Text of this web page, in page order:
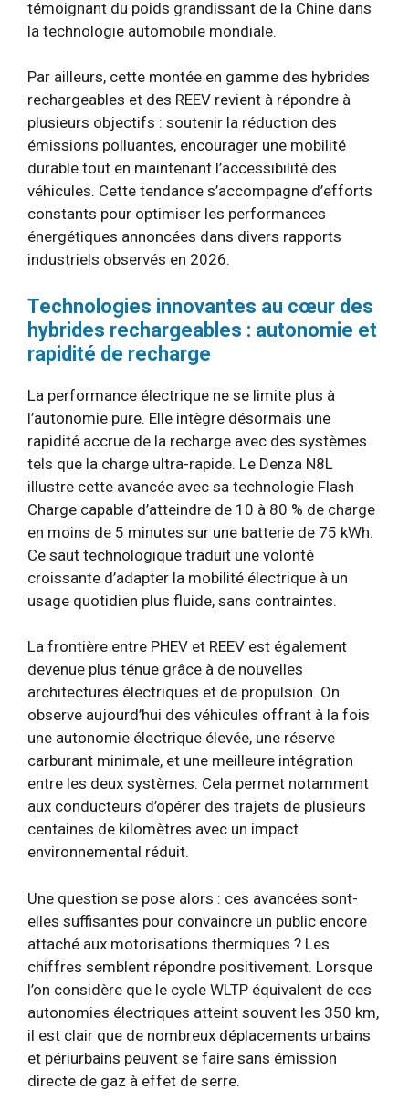
témoignant du poids grandissant de la Chine dans
la technologie automobile mondiale.
Par ailleurs, cette montée en gamme des hybrides
rechargeables et des REEV revient à répondre à
plusieurs objectifs : soutenir la réduction des
émissions polluantes, encourager une mobilité
durable tout en maintenant l’accessibilité des
véhicules. Cette tendance s’accompagne d’efforts
constants pour optimiser les performances
énergétiques annoncées dans divers rapports
industriels observés en 2026.
Technologies innovantes au cœur des
hybrides rechargeables : autonomie et
rapidité de recharge
La performance électrique ne se limite plus à
l’autonomie pure. Elle intègre désormais une
rapidité accrue de la recharge avec des systèmes
tels que la charge ultra-rapide. Le Denza N8L
illustre cette avancée avec sa technologie Flash
Charge capable d’atteindre de 10 à 80 % de charge
en moins de 5 minutes sur une batterie de 75 kWh.
Ce saut technologique traduit une volonté
croissante d’adapter la mobilité électrique à un
usage quotidien plus fluide, sans contraintes.
La frontière entre PHEV et REEV est également
devenue plus ténue grâce à de nouvelles
architectures électriques et de propulsion. On
observe aujourd’hui des véhicules offrant à la fois
une autonomie électrique élevée, une réserve
carburant minimale, et une meilleure intégration
entre les deux systèmes. Cela permet notamment
aux conducteurs d’opérer des trajets de plusieurs
centaines de kilomètres avec un impact
environnemental réduit.
Une question se pose alors : ces avancées sont-
elles suffisantes pour convaincre un public encore
attaché aux motorisations thermiques ? Les
chiffres semblent répondre positivement. Lorsque
l’on considère que le cycle WLTP équivalent de ces
autonomies électriques atteint souvent les 350 km,
il est clair que de nombreux déplacements urbains
et périurbains peuvent se faire sans émission
directe de gaz à effet de serre.